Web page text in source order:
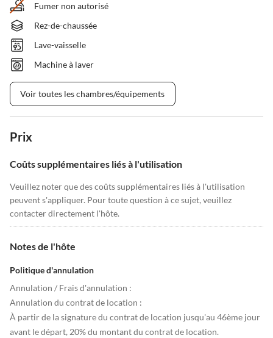
Fumer non autorisé
Rez-de-chaussée
Lave-vaisselle
Machine à laver
Voir toutes les chambres/équipements
Prix
Coûts supplémentaires liés à l'utilisation
Veuillez noter que des coûts supplémentaires liés à l'utilisation
peuvent s'appliquer. Pour toute question à ce sujet, veuillez
contacter directement l'hôte.
Notes de l'hôte
Politique d'annulation
Annulation / Frais d'annulation :
Annulation du contrat de location :
À partir de la signature du contrat de location jusqu'au 46ème jour
avant le départ, 20% du montant du contrat de location.